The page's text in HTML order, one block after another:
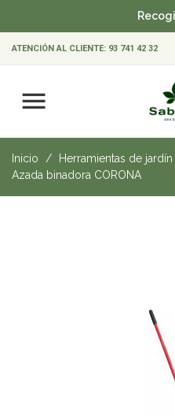
ATENCIÓN AL CLIENTE: 93 741 42 32
Inicio Herramientas de jardín
Azada binadora CORONA